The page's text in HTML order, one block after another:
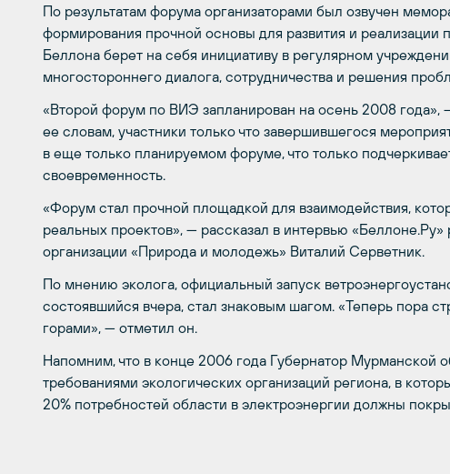
По результатам форума организаторами был озвучен
формирования прочной основы для развития и
Беллона берет на себя инициативу в регулярном
многостороннего диалога, сотрудничества и решения
«Второй форум по ВИЭ запланирован на осень 2008
ее словам, участники только что завершившегося
в еще только планируемом форуме, что только
своевременность.
«Форум стал прочной площадкой для взаимодействия,
реальных проектов», — рассказал в интервью
организации «Природа и молодежь» Виталий Серветник.
По мнению эколога, официальный запуск
состоявшийся вчера, стал знаковым шагом. «Теперь пора
горами», — отметил он.
Напомним, что в конце 2006 года Губернатор Мурманской
требованиями экологических организаций региона, в
20% потребностей области в электроэнергии должны